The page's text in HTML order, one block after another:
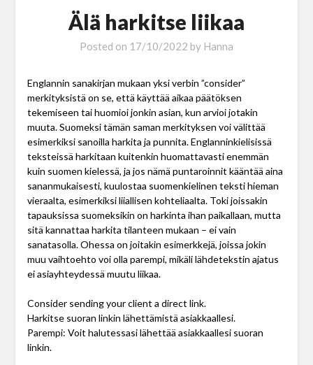
Älä harkitse liikaa
Posted on 17/10/2022 by Hanna
Englannin sanakirjan mukaan yksi verbin ”consider”
merkityksistä on se, että käyttää aikaa päätöksen
tekemiseen tai huomioi jonkin asian, kun arvioi jotakin
muuta. Suomeksi tämän saman merkityksen voi välittää
esimerkiksi sanoilla harkita ja punnita. Englanninkielisissä
teksteissä harkitaan kuitenkin huomattavasti enemmän
kuin suomen kielessä, ja jos nämä puntaroinnit kääntää aina
sananmukaisesti, kuulostaa suomenkielinen teksti hieman
vieraalta, esimerkiksi liiallisen kohteliaalta. Toki joissakin
tapauksissa suomeksikin on harkinta ihan paikallaan, mutta
sitä kannattaa harkita tilanteen mukaan – ei vain
sanatasolla. Ohessa on joitakin esimerkkejä, joissa jokin
muu vaihtoehto voi olla parempi, mikäli lähdetekstin ajatus
ei asiayhteydessä muutu liikaa.
Consider sending your client a direct link.
Harkitse suoran linkin lähettämistä asiakkaallesi.
Parempi: Voit halutessasi lähettää asiakkaallesi suoran
linkin.